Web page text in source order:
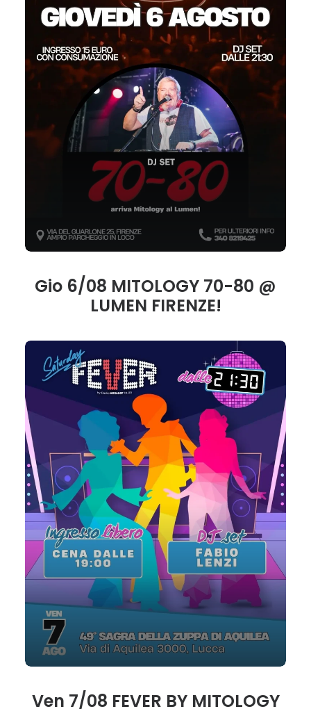
Gio 6/08 MITOLOGY 70-80 @
LUMEN FIRENZE!
Ven 7/08 FEVER BY MITOLOGY